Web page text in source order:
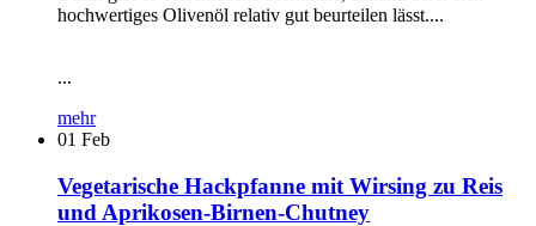
hochwertiges Olivenöl relativ gut beurteilen lässt....
...
mehr
01 Feb
Vegetarische Hackpfanne mit Wirsing zu Reis
und Aprikosen-Birnen-Chutney